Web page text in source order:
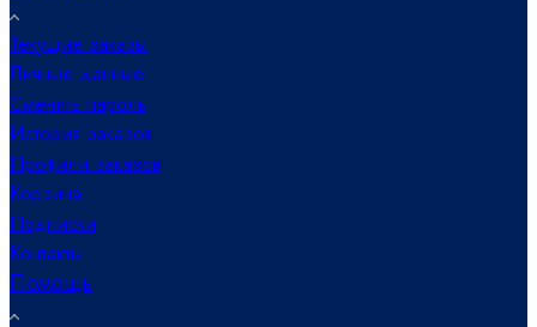
Текущие заказы
Личные данные
Сменить пароль
История заказов
Профили заказов
Корзина
Подписки
Контакты
Помощь